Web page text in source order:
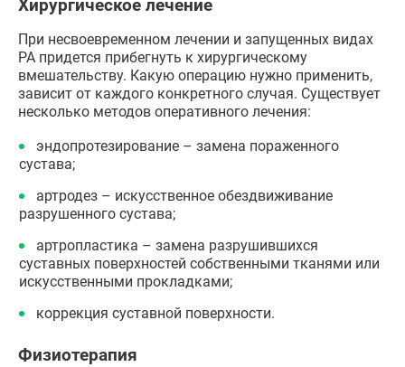
Хирургическое лечение
При несвоевременном лечении и запущенных видах
РА придется прибегнуть к хирургическому
вмешательству. Какую операцию нужно применить,
зависит от каждого конкретного случая. Существует
несколько методов оперативного лечения:
эндопротезирование – замена пораженного
сустава;
артродез – искусственное обездвиживание
разрушенного сустава;
артропластика – замена разрушившихся
суставных поверхностей собственными тканями или
искусственными прокладками;
коррекция суставной поверхности.
Физиотерапия